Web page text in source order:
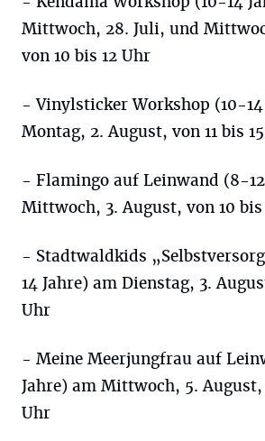
Mittwoch, 28. Juli, und
von 10 bis 12 Uhr
- Vinylsticker Workshop (10-14
Montag, 2. August, von 11 bis
- Flamingo auf Leinwand (8-
Mittwoch, 3. August, von 10 bis
- Stadtwaldkids
14 Jahre) am Dienstag, 3.
Uhr
- Meine Meerjungfrau auf
Jahre) am Mittwoch, 5. August,
Uhr